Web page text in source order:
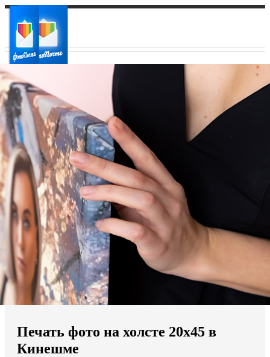
Ваш город:
Ваш регион доставки
Выберите из списка:
Мы доставляем по всему миру
Продолжить без города
Печать фото на холсте 20х45 в
Кинешме